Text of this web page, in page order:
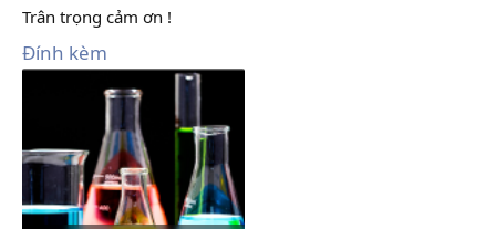
Trân trọng cảm ơn !
Đính kèm